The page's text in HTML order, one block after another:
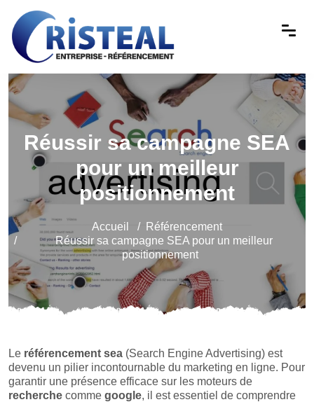
Réussir sa campagne SEA
pour un meilleur
positionnement
Accueil
Référencement
Réussir sa campagne SEA pour un meilleur
positionnement
Le référencement sea (Search Engine Advertising) est
devenu un pilier incontournable du marketing en ligne. Pour
garantir une présence efficace sur les moteurs de
recherche comme google, il est essentiel de comprendre